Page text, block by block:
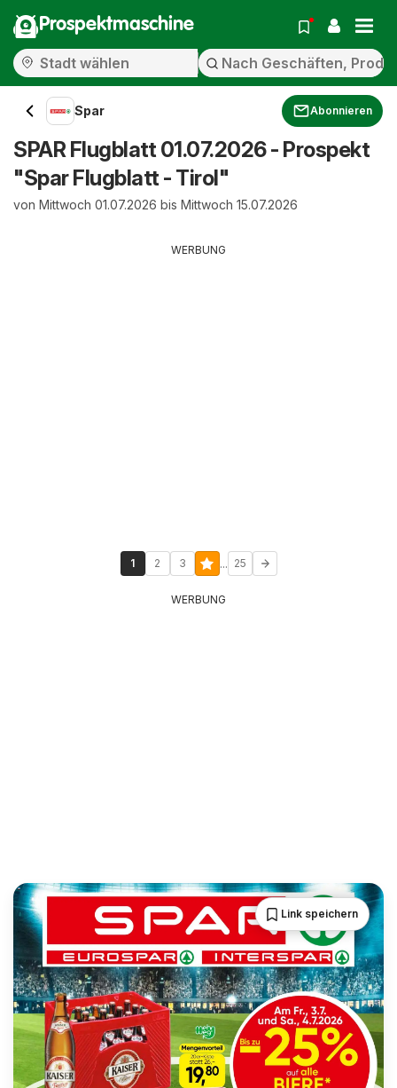
Prospektmaschine
Spar Abonnieren
SPAR Flugblatt 01.07.2026 - Prospekt
"Spar Flugblatt - Tirol"
von Mittwoch 01.07.2026 bis Mittwoch 15.07.2026
WERBUNG
1 2 3 ... 25
WERBUNG
Link speichern